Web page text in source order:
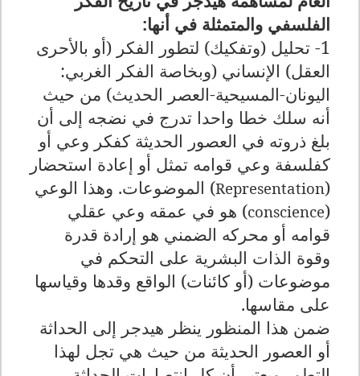
الفلسفي والمتمثلة في أنها:
1- تحليل (وتفكيك) لتطور الفكر (أو بالأحرى
العقل) الإنساني (وبخاصة الفكر الغربي:
اليونان-المسيحية-العصر الحديث) من حيث
أنه سلك خطا واحدا تدرج في نضجه إلى أن
بلغ ذروته في العصور الحديثة كفكر وعي أو
كفلسفة وعي قوامه تمثل أو إعادة استحضار
(
Representation) الموضوعات. وهذا الوعي
(
conscience) هو في عمقه وعي عقلي
قوامه أو محركه الضمني هو إرادة قدرة
وقوة الذات البشرية على التحكم في
موضوعات (أو كائنات) الواقع وقدها وقياسها
على مقاسها.
ضمن هذا المنظور ينظر هيدجر إلى الحداثة
أو العصور الحديثة من حيث هي تجل لهذا